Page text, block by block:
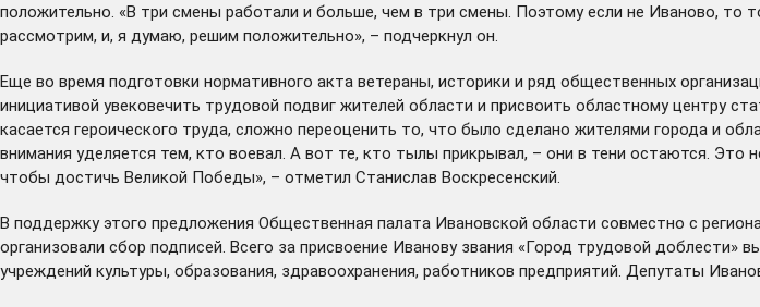
положительно. «В три смены работали и больше, чем в три смены. Поэтому если не Иваново, то
рассмотрим, и, я думаю, решим положительно», – подчеркнул он.
Еще во время подготовки нормативного акта ветераны, историки и ряд общественных
инициативой увековечить трудовой подвиг жителей области и присвоить областному центру
касается героического труда, сложно переоценить то, что было сделано жителями города и
внимания уделяется тем, кто воевал. А вот те, кто тылы прикрывал, – они в тени остаются.
чтобы достичь Великой Победы», – отметил Станислав Воскресенский.
В поддержку этого предложения Общественная палата Ивановской области совместно с
организовали сбор подписей. Всего за присвоение Иванову звания «Город трудовой доблести»
учреждений культуры, образования, здравоохранения, работников предприятий. Депутаты